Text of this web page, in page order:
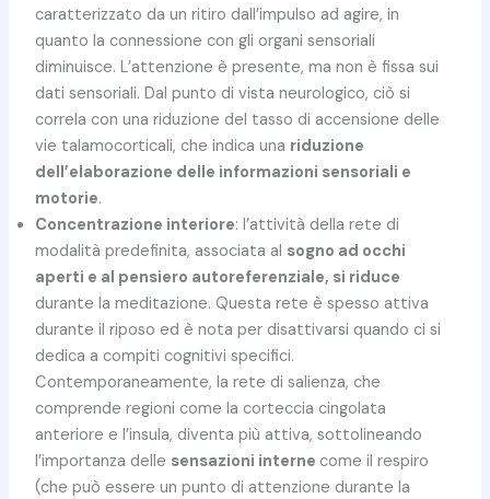
caratterizzato da un ritiro dall’impulso ad agire, in
quanto la connessione con gli organi sensoriali
diminuisce. L’attenzione è presente, ma non è fissa sui
dati sensoriali. Dal punto di vista neurologico, ciò si
correla con una riduzione del tasso di accensione delle
vie talamocorticali, che indica una riduzione
dell’elaborazione delle informazioni sensoriali e
motorie.
Concentrazione interiore: l’attività della rete di
modalità predefinita, associata al sogno ad occhi
aperti e al pensiero autoreferenziale, si riduce
durante la meditazione. Questa rete è spesso attiva
durante il riposo ed è nota per disattivarsi quando ci si
dedica a compiti cognitivi specifici.
Contemporaneamente, la rete di salienza, che
comprende regioni come la corteccia cingolata
anteriore e l’insula, diventa più attiva, sottolineando
l’importanza delle sensazioni interne come il respiro
(che può essere un punto di attenzione durante la